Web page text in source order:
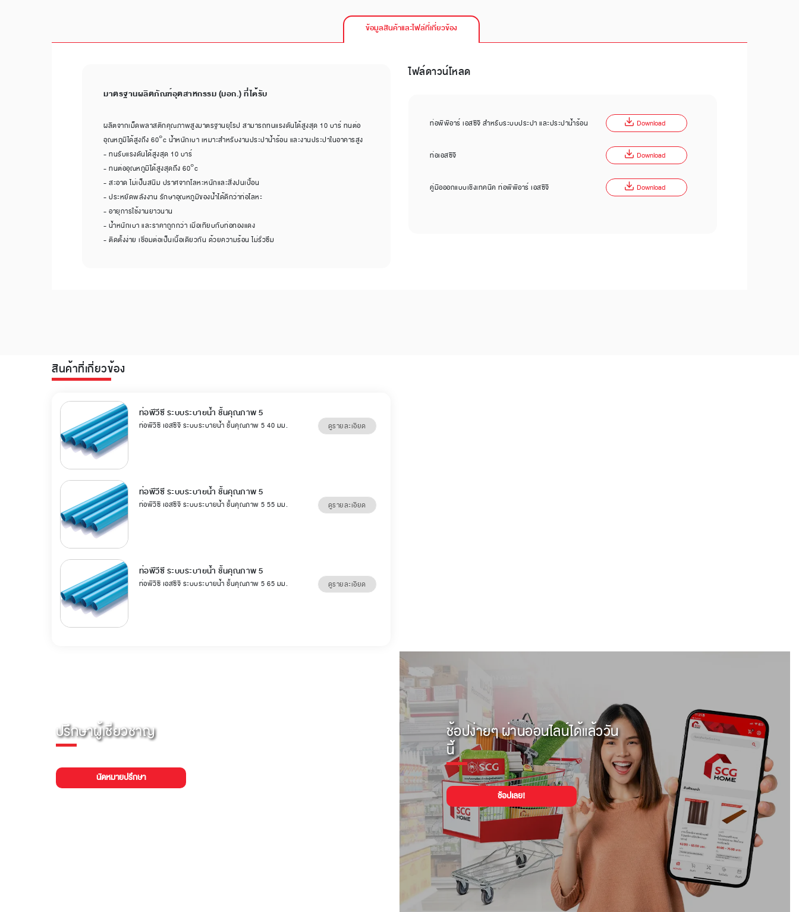
ข้อมูลสินค้าและไฟล์ที่เกี่ยวข้อง
มาตรฐานผลิตภัณฑ์อุตสาหกรรม (มอก.) ที่ได้รับ
ผลิตจากเม็ดพลาสติกคุณภาพสูงมาตรฐานยุโรป สามารถทนแรงดันได้สูงสุด 10 บาร์ ทนต่อ
อุณหภูมิได้สูงถึง 60°c น้ำหนักเบา เหมาะสำหรับงานประปาน้ำร้อน และงานประปาในอาคารสูง
- ทนรับแรงดันได้สูงสุด 10 บาร์
- ทนต่ออุณหภูมิได้สูงสุดถึง 60°c
- สะอาด ไม่เป็นสนิม ปราศจากโลหะหนักและสิ่งปนเปื้อน
- ประหยัดพลังงาน รักษาอุณหภูมิของน้ำได้ดีกว่าท่อโลหะ
- อายุการใช้งานยาวนาน
- น้ำหนักเบา และราคาถูกกว่า เมื่อเทียบกับท่อทองแดง
- ติดตั้งง่าย เชื่อมต่อเป็นเนื้อเดียวกัน ด้วยความร้อน ไม่รั่วซึม
ไฟล์ดาวน์โหลด
ท่อพีพีอาร์ เอสซีจี สำหรับระบบประปา และประปาน้ำร้อน Download
ท่อเอสซีจี Download
คู่มือออกแบบเชิงเทคนิค ท่อพีพีอาร์ เอสซีจี Download
สินค้าที่เกี่ยวข้อง
ท่อพีวีซี ระบบระบายน้ำ ชั้นคุณภาพ 5
ท่อพีวีซี เอสซีจี ระบบระบายน้ำ ชั้นคุณภาพ 5 40 มม. ดูรายละเอียด
ท่อพีวีซี ระบบระบายน้ำ ชั้นคุณภาพ 5
ท่อพีวีซี เอสซีจี ระบบระบายน้ำ ชั้นคุณภาพ 5 55 มม. ดูรายละเอียด
ท่อพีวีซี ระบบระบายน้ำ ชั้นคุณภาพ 5
ท่อพีวีซี เอสซีจี ระบบระบายน้ำ ชั้นคุณภาพ 5 65 มม. ดูรายละเอียด
ปรึกษาผู้เชี่ยวชาญ
นัดหมายปรึกษา
ช้อปง่ายๆ ผ่านออนไลน์ได้แล้ววัน
นี้
ช้อปเลย!